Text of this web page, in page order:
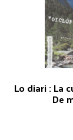
Lo diari : La
De